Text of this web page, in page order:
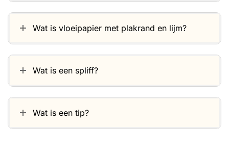
Wat is vloeipapier met plakrand en lijm?
Wat is een spliff?
Wat is een tip?